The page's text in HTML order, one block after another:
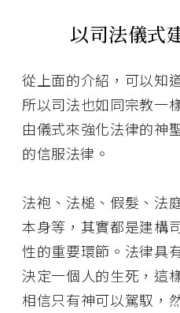
以司法儀式
從上面的介紹，可以知
所以司法也如同宗教一
由儀式來強化法律的神
的信服法律。
法袍、法槌、假髮、法
本身等，其實都是建構
性的重要環節。法律具
決定一個人的生死，這
相信只有神可以駕馭，